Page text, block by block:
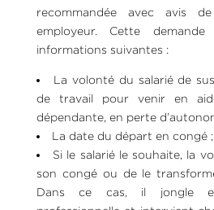
recommandée avec avis
employeur. Cette
informations suivantes :
La volonté du salarié de
de travail pour venir en
dépendante, en perte
La date du départ en congé ;
Si le salarié le souhaite, la
son congé ou de le
Dans ce cas, il jongle